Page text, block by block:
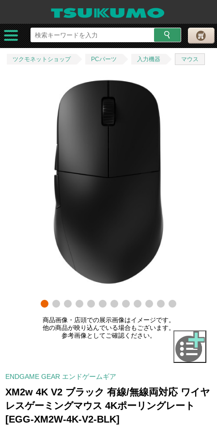
ツクモネットショップ PCパーツ 入力機器 マウス
商品画像・店頭での展示画像はイメージです。
他の商品が映り込んでいる場合もございます。
参考画像としてご確認ください。
ENDGAME GEAR エンドゲームギア
XM2w 4K V2 ブラック 有線/無線両対応 ワイヤ
レスゲーミングマウス 4Kポーリングレート
[EGG-XM2W-4K-V2-BLK]